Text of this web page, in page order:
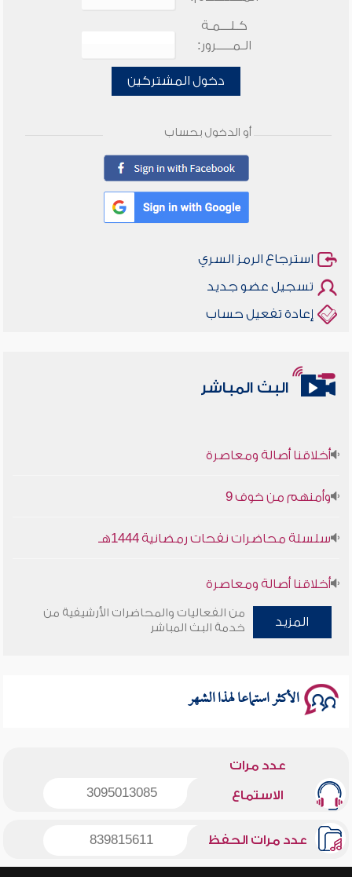
كـلـــمـة
الـمـــــرور:
دخول المشتركين
أو الدخول بحساب
استرجاع الرمز السري
تسجيل عضو جديد
إعادة تفعيل حساب
البث المباشر
أخلاقنا أصالة ومعاصرة
وأمنهم من خوف 9
سلسلة محاضرات نفحات رمضانية 1444هـ
أخلاقنا أصالة ومعاصرة
وأمنهم من خوف 9
المزيد
من الفعاليات والمحاضرات الأرشيفية من
خدمة البث المباشر
الأكثر استماعا لهذا الشهر
عدد مرات
الاستماع 3095013085
عدد مرات الحفظ 839815611